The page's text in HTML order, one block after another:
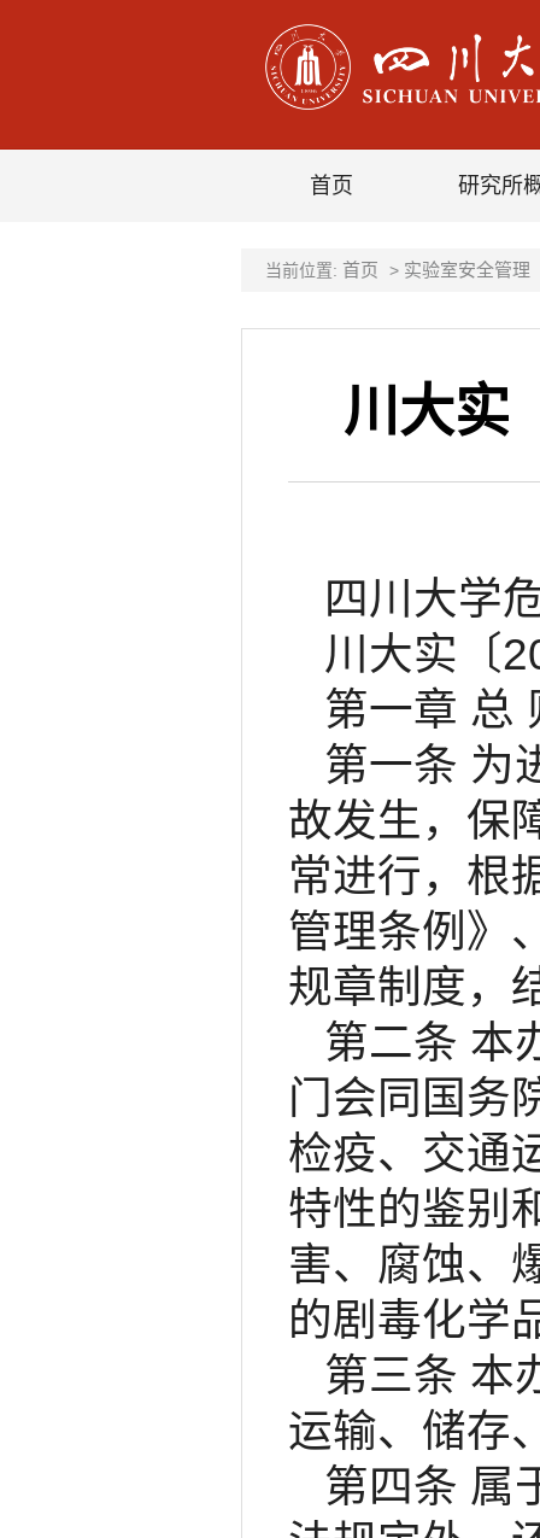
首页 研究所
当前位置: 首页 > 实验室安全管理
川大实
四川大学
川大实〔
第一章 总
第一条 为
故发生，保
常进行，根
管理条例》
规章制度，
第二条 本
门会同国务
检疫、交通
特性的鉴别
害、腐蚀、
的剧毒化学
第三条 本
运输、储存
第四条 属